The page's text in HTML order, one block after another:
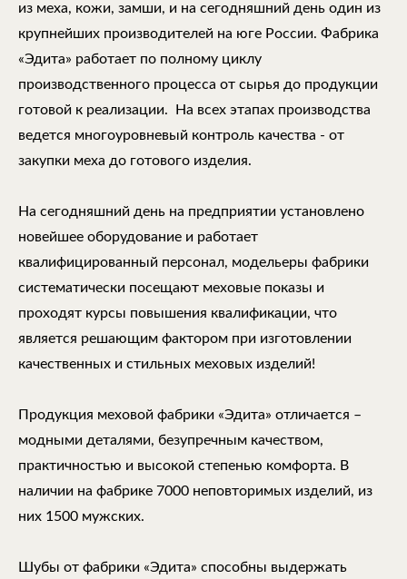
из меха, кожи, замши, и на сегодняшний день один из
крупнейших производителей на юге России. Фабрика
«Эдита» работает по полному циклу
производственного процесса от сырья до продукции
готовой к реализации. На всех этапах производства
ведется многоуровневый контроль качества - от
закупки меха до готового изделия.
На сегодняшний день на предприятии установлено
новейшее оборудование и работает
квалифицированный персонал, модельеры фабрики
систематически посещают меховые показы и
проходят курсы повышения квалификации, что
является решающим фактором при изготовлении
качественных и стильных меховых изделий!
Продукция меховой фабрики «Эдита» отличается –
модными деталями, безупречным качеством,
практичностью и высокой степенью комфорта. В
наличии на фабрике 7000 неповторимых изделий, из
них 1500 мужских.
Шубы от фабрики «Эдита» способны выдержать